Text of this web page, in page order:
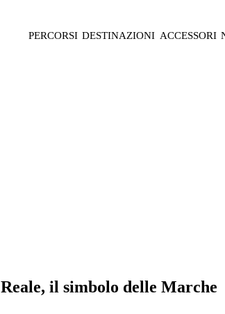
PERCORSI DESTINAZIONI ACCESSORI
il simbolo delle Marche